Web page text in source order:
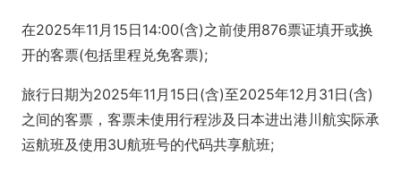
在2025年11月15日14:00(含)之前使用876票证填开或换
开的客票(包括里程兑免客票);
旅行日期为2025年11月15日(含)至2025年12月31日(含)
之间的客票，客票未使用行程涉及日本进出港川航实际承
运航班及使用3U航班号的代码共享航班;